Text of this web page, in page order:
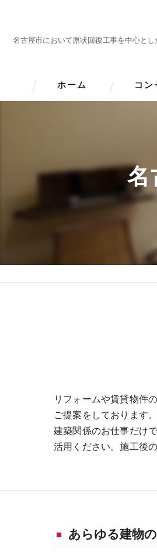
名古屋市において原状回復工事を中心と
ホーム コン
リフォームや賃貸物件
ご提案をしております
建築関係のお仕事だけ
活用ください。施工後
あらゆる建物